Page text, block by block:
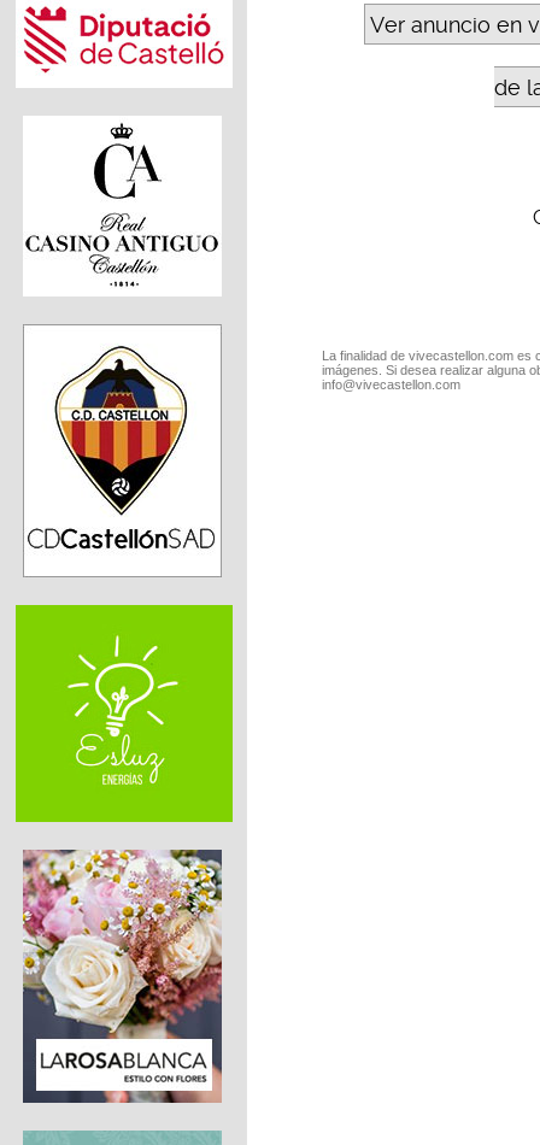
Ver anuncio en
de
La finalidad de vivecastellon.com
imágenes. Si desea realizar alguna
info@vivecastellon.com